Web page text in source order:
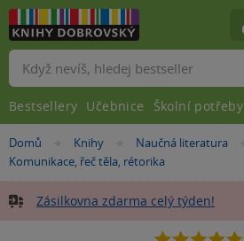
Nacházíte
se
Domů »Knihy »Naučná literatura
Komunikace, řeč těla, rétorika
Zásilkovna zdarma celý týden!
4.8
Vyhledávání
Bestsellery Učebnice Školní potřeby